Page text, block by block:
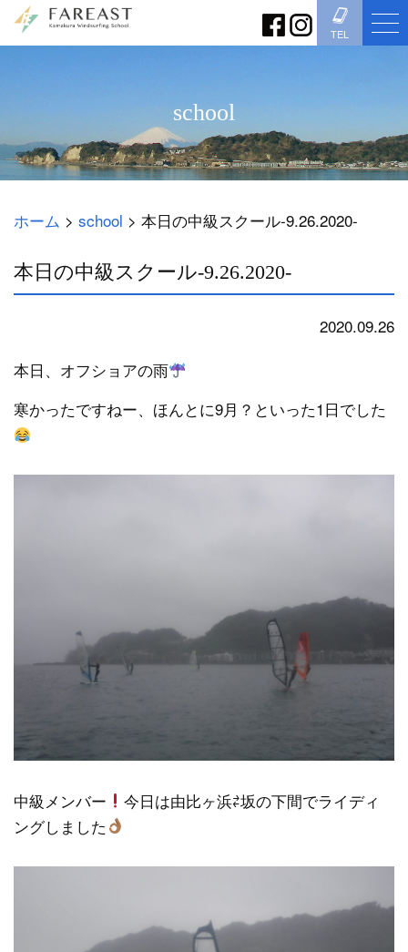
TEL
school
ホーム > school > 本日の中級スクール-9.26.2020-
本日の中級スクール-9.26.2020-
2020.09.26
本日、オフショアの雨
寒かったですねー、ほんとに9月？といった1日でした
中級メンバー
今日は由比ヶ浜⇄坂の下間でライディ
ングしました